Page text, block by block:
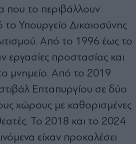
που το περιβάλλουν
Υπουργείο Δικαιοσύνης
Από το 1996 έως το
εργασίες προστασίας και
μνημείο. Από το 2019
Επταπυργίου σε δύο
χώρους με καθορισμένες
Το 2018 και το 2024
είχαν προκαλέσει